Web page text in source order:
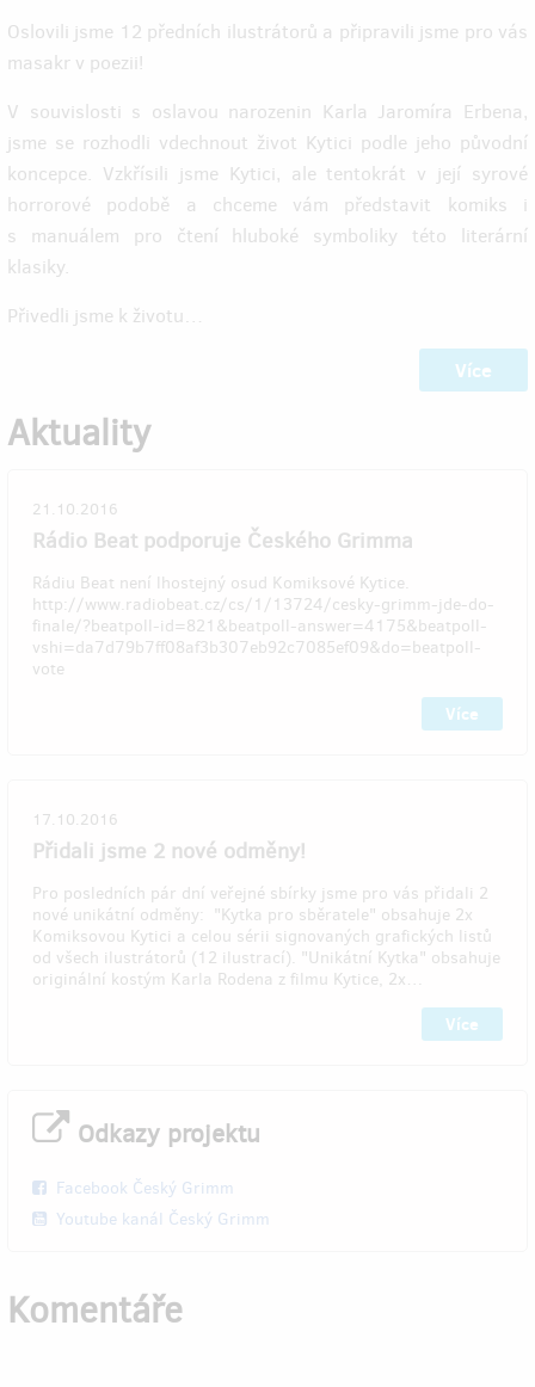
Oslovili jsme 12 předních ilustrátorů a připravili jsme pro vás
masakr v poezii!
V souvislosti s oslavou narozenin Karla Jaromíra Erbena,
jsme se rozhodli vdechnout život Kytici podle jeho původní
koncepce. Vzkřísili jsme Kytici, ale tentokrát v její syrové
horrorové podobě a chceme vám představit komiks i
s manuálem pro čtení hluboké symboliky této literární
klasiky.
Přivedli jsme k životu…
Více
Aktuality
21.10.2016
Rádio Beat podporuje Českého Grimma
Rádiu Beat není lhostejný osud Komiksové Kytice.
http://www.radiobeat.cz/cs/1/13724/cesky-grimm-jde-do-
finale/?beatpoll-id=821&beatpoll-answer=4175&beatpoll-
vshi=da7d79b7ff08af3b307eb92c7085ef09&do=beatpoll-
vote
Více
17.10.2016
Přidali jsme 2 nové odměny!
Pro posledních pár dní veřejné sbírky jsme pro vás přidali 2
nové unikátní odměny: "Kytka pro sběratele" obsahuje 2x
Komiksovou Kytici a celou sérii signovaných grafických listů
od všech ilustrátorů (12 ilustrací). "Unikátní Kytka" obsahuje
originální kostým Karla Rodena z filmu Kytice, 2x…
Více
Odkazy projektu
Facebook Český Grimm
Youtube kanál Český Grimm
Komentáře